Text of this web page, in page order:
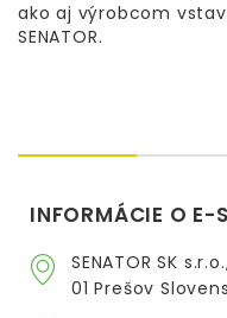
ako aj výrobcom
SENATOR.
INFORMÁCIE O E-
SENATOR SK
01 Prešov